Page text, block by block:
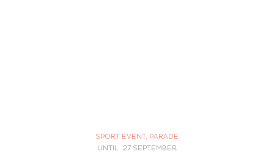
SPORT EVENT, PARADE
UNTIL 27 SEPTEMBER